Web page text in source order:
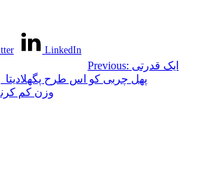
LinkedIn
Previous:
پھل چربی کو اس طرح
وزن کم